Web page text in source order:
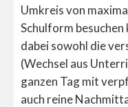
Umkreis von
Schulform
dabei sowohl die
(Wechsel aus
ganzen Tag mit
auch reine